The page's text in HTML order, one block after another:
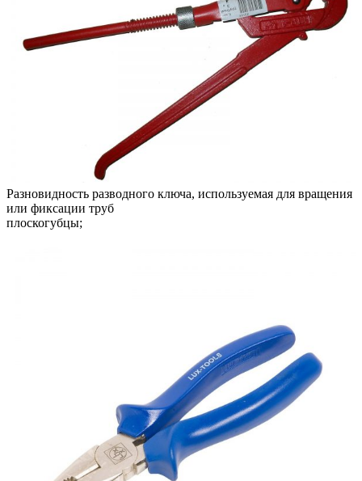
Разновидность разводного ключа, используемая для вращения
или фиксации труб
плоскогубцы;